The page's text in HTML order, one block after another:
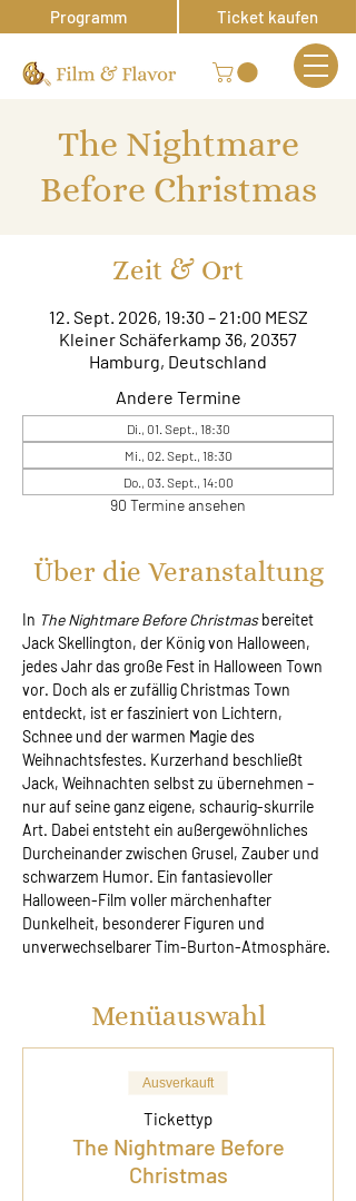
Programm Ticket kaufen
The Nightmare
Before Christmas
Zeit & Ort
12. Sept. 2026, 19:30 – 21:00 MESZ
Kleiner Schäferkamp 36, 20357
Hamburg, Deutschland
Andere Termine
Di., 01. Sept., 18:30
Mi., 02. Sept., 18:30
Do., 03. Sept., 14:00
90 Termine ansehen
Über die Veranstaltung
In The Nightmare Before Christmas bereitet
Jack Skellington, der König von Halloween,
jedes Jahr das große Fest in Halloween Town
vor. Doch als er zufällig Christmas Town
entdeckt, ist er fasziniert von Lichtern,
Schnee und der warmen Magie des
Weihnachtsfestes. Kurzerhand beschließt
Jack, Weihnachten selbst zu übernehmen –
nur auf seine ganz eigene, schaurig-skurrile
Art. Dabei entsteht ein außergewöhnliches
Durcheinander zwischen Grusel, Zauber und
schwarzem Humor. Ein fantasievoller
Halloween-Film voller märchenhafter
Dunkelheit, besonderer Figuren und
unverwechselbarer Tim-Burton-Atmosphäre.
Menüauswahl
Ausverkauft
Tickettyp
The Nightmare Before
Christmas